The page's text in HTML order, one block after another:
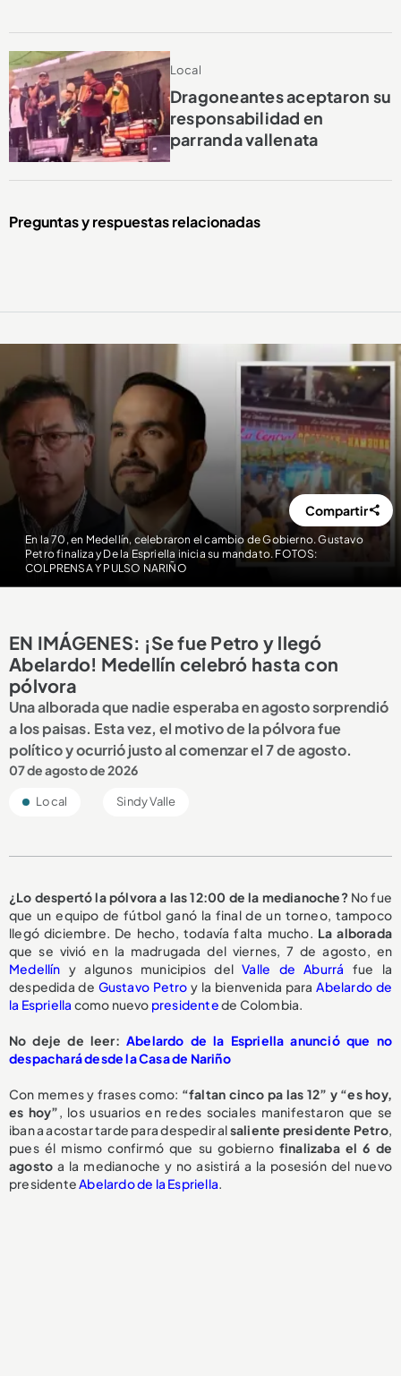
Local
Dragoneantes aceptaron su
responsabilidad en
parranda vallenata
Preguntas y respuestas relacionadas
En la 70, en Medellín, celebraron el cambio de Gobierno. Gustavo
Petro finaliza y De la Espriella inicia su mandato. FOTOS:
COLPRENSA Y PULSO NARIÑO
Compartir
EN IMÁGENES: ¡Se fue Petro y llegó
Abelardo! Medellín celebró hasta con
pólvora
Una alborada que nadie esperaba en agosto sorprendió
a los paisas. Esta vez, el motivo de la pólvora fue
político y ocurrió justo al comenzar el 7 de agosto.
07 de agosto de 2026
Local Sindy Valle
¿Lo despertó la pólvora a las 12:00 de la medianoche?No fue
que un equipo de fútbol ganó la final de un torneo, tampoco
llegó diciembre. De hecho, todavía falta mucho. La alborada
que se vivió en la madrugada del viernes, 7 de agosto, en
Medellín y algunos municipios delValle de Aburrá fue la
despedida de Gustavo Petro y la bienvenida paraAbelardo de
la Espriella como nuevo presidentede Colombia.
No deje de leer: Abelardo de la Espriella anunció que no
despachará desde la Casa de Nariño
Con memes y frases como: “faltan cinco pa las 12” y “es hoy,
es hoy”, los usuarios en redes sociales manifestaron que se
iban a acostar tarde para despedir alsaliente presidente Petro,
pues él mismo confirmó que su gobierno finalizaba el 6 de
agosto a la medianoche y no asistirá a la posesión del nuevo
presidenteAbelardo de la Espriella.